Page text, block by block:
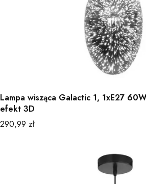
Lampa wisząca Galactic 1, 1xE27
efekt 3D
Cena
290,99 zł